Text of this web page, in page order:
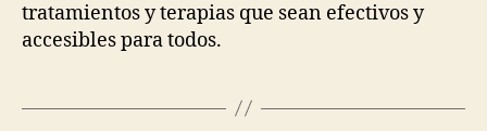
tratamientos y terapias que sean efectivos y
accesibles para todos.